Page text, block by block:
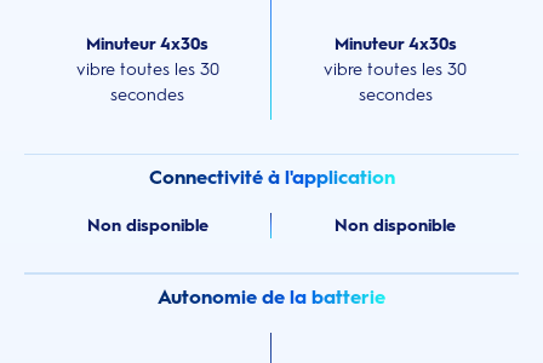
Minuteur 4x30s
vibre toutes les 30
secondes
Minuteur 4x30s
vibre toutes les 30
secondes
Connectivité à l'application
Non disponible Non disponible
Autonomie de la batterie